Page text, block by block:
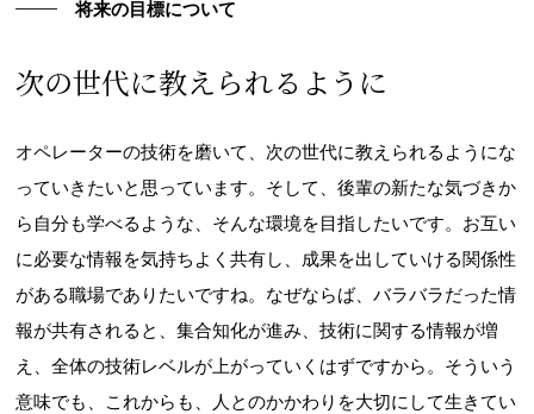
将来の目標について
次の世代に教えられるように
オペレーターの技術を磨いて、次の世代に教えられるようにな
っていきたいと思っています。そして、後輩の新たな気づきか
ら自分も学べるような、そんな環境を目指したいです。お互い
に必要な情報を気持ちよく共有し、成果を出していける関係性
がある職場でありたいですね。 なぜならば、バラバラだった情
報が共有されると、集合知化が進み、技術に関する情報が増
え、全体の技術レベルが上がっていくはずですから。そういう
意味でも、これからも、人とのかかわりを大切にして生きてい